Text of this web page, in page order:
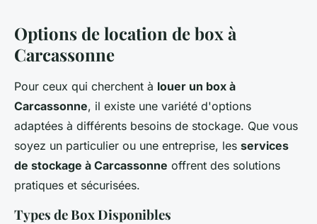
Options de location de box à
Carcassonne
Pour ceux qui cherchent à louer un box à
Carcassonne, il existe une variété d'options
adaptées à différents besoins de stockage. Que vous
soyez un particulier ou une entreprise, les services
de stockage à Carcassonne offrent des solutions
pratiques et sécurisées.
Types de Box Disponibles